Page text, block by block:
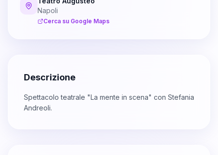
Napoli
Cerca su Google Maps
Descrizione
Spettacolo teatrale "La mente in scena" con Stefania
Andreoli.